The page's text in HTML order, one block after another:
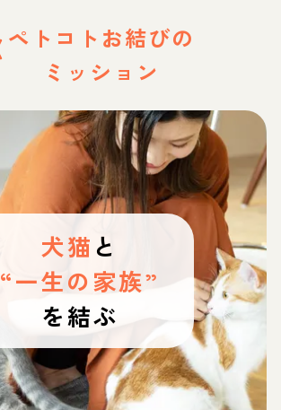
ペトコトお結びの
ミッション
犬猫 と
“一生の家族”
を結ぶ